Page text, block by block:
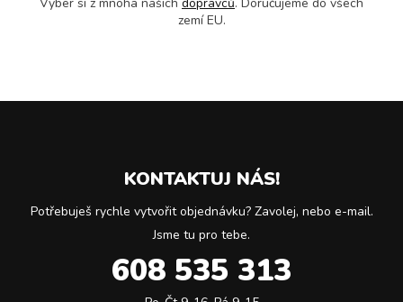
zemí EU.
KONTAKTUJ NÁS!
Potřebuješ rychle vytvořit objednávku? Zavolej, nebo e-mail.
Jsme tu pro tebe.
608 535 313